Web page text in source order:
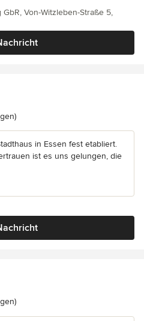
Von-Witzleben-Straße 5,
5 von 5 Sternen
in Essen fest etabliert.
ist es uns gelungen, die
5 von 5 Sternen